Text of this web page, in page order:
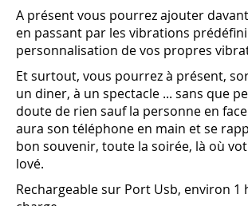
A présent vous pourrez ajouter
en passant par les vibrations
personnalisation de vos propres
Et surtout, vous pourrez à présent,
un diner, à un spectacle ... sans que
doute de rien sauf la personne en
aura son téléphone en main et se
bon souvenir, toute la soirée, là où
lové.
Rechargeable sur Port Usb, environ 1